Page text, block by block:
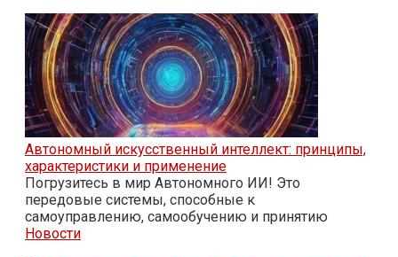
Автономный искусственный интеллект: принципы,
характеристики и применение
Погрузитесь в мир Автономного ИИ! Это
передовые системы, способные к
самоуправлению, самообучению и принятию
Новости